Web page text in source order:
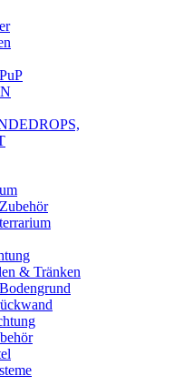
& Tränken